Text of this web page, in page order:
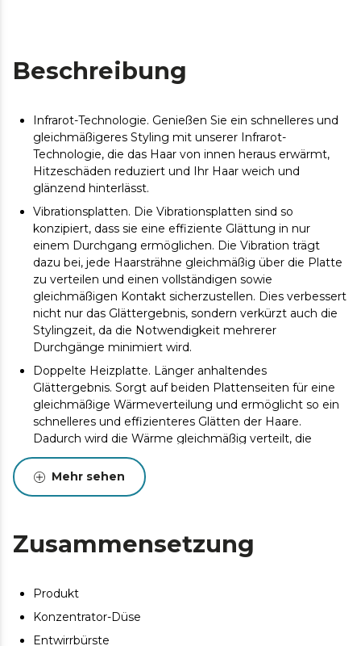
Beschreibung
Infrarot-Technologie. Genießen Sie ein schnelleres und
gleichmäßigeres Styling mit unserer Infrarot-
Technologie, die das Haar von innen heraus erwärmt,
Hitzeschäden reduziert und Ihr Haar weich und
glänzend hinterlässt.
Vibrationsplatten. Die Vibrationsplatten sind so
konzipiert, dass sie eine effiziente Glättung in nur
einem Durchgang ermöglichen. Die Vibration trägt
dazu bei, jede Haarsträhne gleichmäßig über die Platte
zu verteilen und einen vollständigen sowie
gleichmäßigen Kontakt sicherzustellen. Dies verbessert
nicht nur das Glättergebnis, sondern verkürzt auch die
Stylingzeit, da die Notwendigkeit mehrerer
Durchgänge minimiert wird.
Doppelte Heizplatte. Länger anhaltendes
Glättergebnis. Sorgt auf beiden Plattenseiten für eine
gleichmäßige Wärmeverteilung und ermöglicht so ein
schnelleres und effizienteres Glätten der Haare.
Dadurch wird die Wärme gleichmäßig verteilt, die
Stylingzeit verkürzt und Hitzeschäden werden
minimiert, für ein glattes, langanhaltendes Finish.
Kombiniert die Leistung eines Haartrockners mit der
Ermöglicht ein perfektes Glättergebnis ohne Frizz und
Modus.
Trocknet schnell und effizient und verkürzt dank des
Mehr sehen
Zusammensetzung
Produkt
Konzentrator-Düse
Entwirrbürste